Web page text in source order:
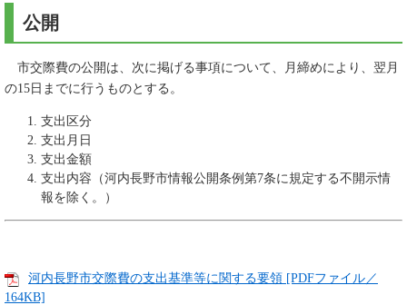
公開
市交際費の公開は、次に掲げる事項について、月締めにより、翌月
の15日までに行うものとする。
支出区分
支出月日
支出金額
支出内容（河内長野市情報公開条例第7条に規定する不開示情
報を除く。）
河内長野市交際費の支出基準等に関する要領 [PDFファイル／
164KB]